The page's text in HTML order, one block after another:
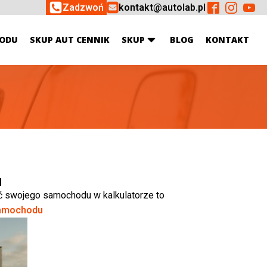
Zadzwoń kontakt@autolab.pl
SKUP AUT CENNIK SKUP BLOG KONTAKT
samochodu w kalkulatorze to